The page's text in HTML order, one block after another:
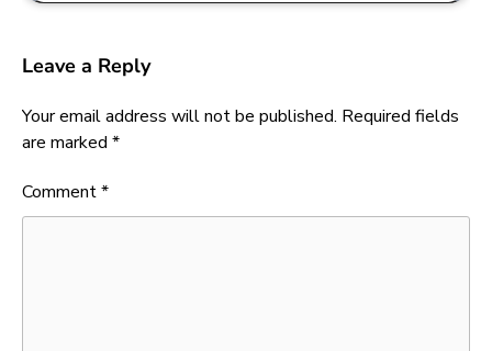
Leave a Reply
Your email address will not be published. Required fields
are marked *
Comment*